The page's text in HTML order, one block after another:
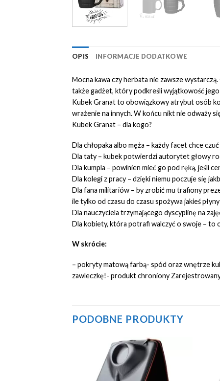
OPIS INFORMACJE DODATKOWE
Mocna kawa czy herbata nie zawsze
także gadżet, który podkreśli wyjątkowość jego
Kubek Granat to obowiązkowy atrybut osób
wrażenie na innych. W końcu nikt nie odważy
Kubek Granat – dla kogo?
Dla chłopaka albo męża – każdy facet chce
Dla taty – kubek potwierdzi autorytet głowy
Dla kumpla – powinien mieć go pod ręką, jeśli
Dla kolegi z pracy – dzięki niemu poczuje się
Dla fana militariów – by zrobić mu trafiony
ile tylko od czasu do czasu spożywa jakieś
Dla nauczyciela trzymającego dyscyplinę na
Dla kobiety, która potrafi walczyć o swoje – to
W skrócie:
– pokryty matową farbą- spód oraz wnętrze
zawleczkę!- produkt chroniony
PODOBNE PRODUKTY
Add to
Wishlist